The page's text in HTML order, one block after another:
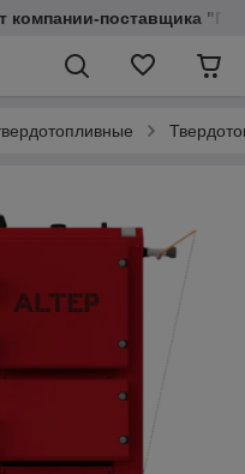
компании-поставщика